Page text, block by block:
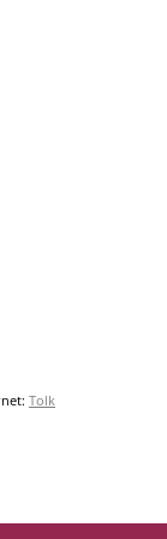
Tolk